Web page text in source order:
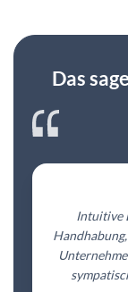
Das
Intuitive